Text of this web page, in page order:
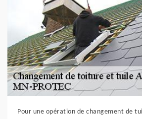
Pour une opération de changement de